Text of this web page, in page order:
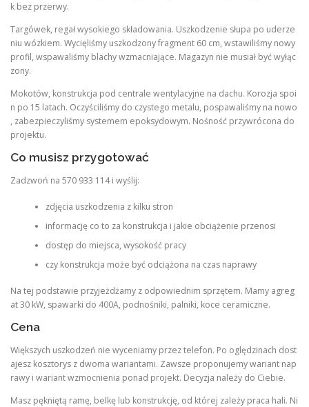
k bez przerwy.
Targówek, regał wysokiego składowania. Uszkodzenie słupa po uderze
niu wózkiem. Wycięliśmy uszkodzony fragment 60 cm, wstawiliśmy nowy
profil, wspawaliśmy blachy wzmacniające. Magazyn nie musiał być wyłąc
zony.
Mokotów, konstrukcja pod centrale wentylacyjne na dachu. Korozja spoi
n po 15 latach. Oczyściliśmy do czystego metalu, pospawaliśmy na nowo
, zabezpieczyliśmy systemem epoksydowym. Nośność przywrócona do
projektu.
Co musisz przygotować
Zadzwoń na 570 933 114 i wyślij:
zdjęcia uszkodzenia z kilku stron
informację co to za konstrukcja i jakie obciążenie przenosi
dostęp do miejsca, wysokość pracy
czy konstrukcja może być odciążona na czas naprawy
Na tej podstawie przyjeżdżamy z odpowiednim sprzętem. Mamy agreg
at 30 kW, spawarki do 400A, podnośniki, palniki, koce ceramiczne.
Cena
Większych uszkodzeń nie wyceniamy przez telefon. Po oględzinach dost
ajesz kosztorys z dwoma wariantami. Zawsze proponujemy wariant nap
rawy i wariant wzmocnienia ponad projekt. Decyzja należy do Ciebie.
Masz pękniętą ramę, belkę lub konstrukcję, od której zależy praca hali. Ni